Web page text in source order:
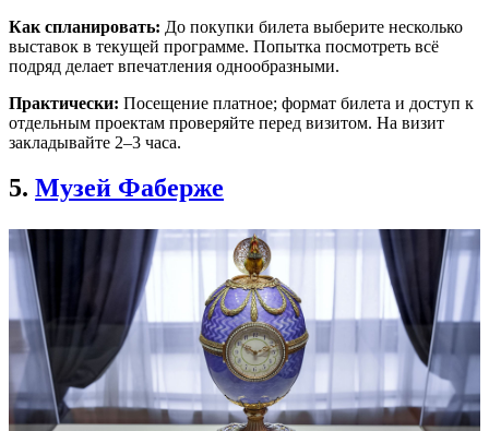
Как спланировать: До покупки билета выберите несколько
выставок в текущей программе. Попытка посмотреть всё
подряд делает впечатления однообразными.
Практически: Посещение платное; формат билета и доступ к
отдельным проектам проверяйте перед визитом. На визит
закладывайте 2–3 часа.
5. Музей Фаберже